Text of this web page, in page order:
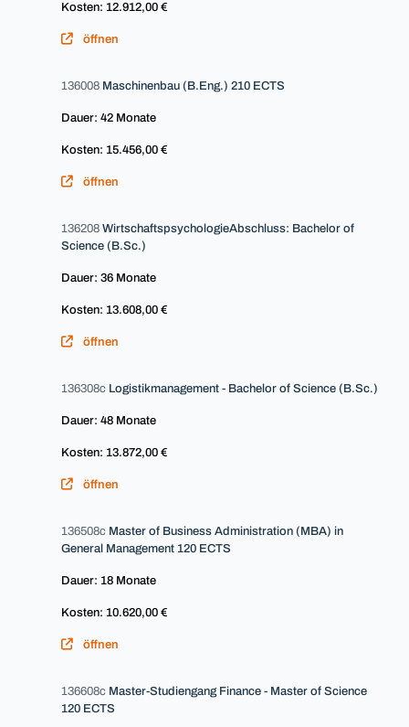
Kosten: 12.912,00 €
öffnen
136008 Maschinenbau (B.Eng.) 210 ECTS
Dauer: 42 Monate
Kosten: 15.456,00 €
öffnen
136208 WirtschaftspsychologieAbschluss: Bachelor of
Science (B.Sc.)
Dauer: 36 Monate
Kosten: 13.608,00 €
öffnen
136308c Logistikmanagement - Bachelor of Science (B.Sc.)
Dauer: 48 Monate
Kosten: 13.872,00 €
öffnen
136508c Master of Business Administration (MBA) in
General Management 120 ECTS
Dauer: 18 Monate
Kosten: 10.620,00 €
öffnen
136608c Master-Studiengang Finance - Master of Science
120 ECTS